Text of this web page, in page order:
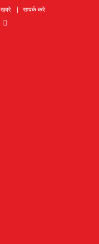
खबरे सम्पर्क करे